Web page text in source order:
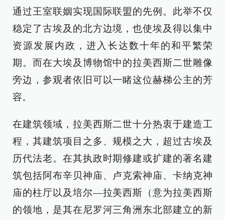
通过王室联姻实现国际联盟的先例。此举不仅
稳定了古埃及的北方边境，也使埃及得以集中
资源发展内政，进入长达数十年的和平繁荣
期。而在大埃及博物馆中的拉美西斯二世雕像
旁边，参观者依旧可以一睹这位赫梯公主的芳
容。
在建筑领域，拉美西斯二世十分热衷于建造工
程，其建筑项目之多、规模之大，超过古埃及
历代法老。在其执政时期修建或扩建的著名建
筑包括阿布辛贝神庙、卢克索神庙、卡纳克神
庙的柱厅以及培尔—拉美西斯（意为拉美西斯
的领地，是其在尼罗河三角洲东北部建立的新